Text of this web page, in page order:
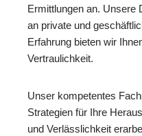
Ermittlungen an. Unsere
an private und
Erfahrung bieten wir
Vertraulichkeit.
Unser kompetentes
Strategien für Ihre
und Verlässlichkeit